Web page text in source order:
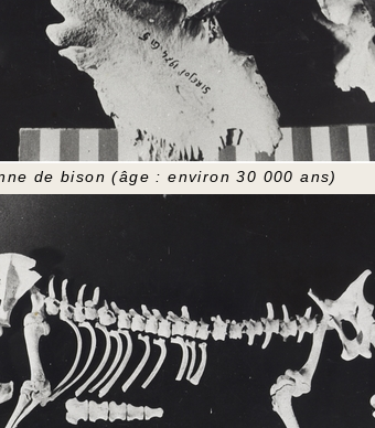
de bison (âge : environ 30 000 ans)